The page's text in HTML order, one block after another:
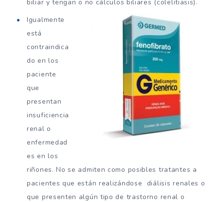
biliar y tengan o no cálculos biliares (colelitiasis).
Igualmente
está
contraindica
do en los
paciente
que
presentan
insuficiencia
renal o
enfermedad
es en los
riñones. No se admiten como posibles tratantes a
pacientes que están realizándose diálisis renales o
que presenten algún tipo de trastorno renal o